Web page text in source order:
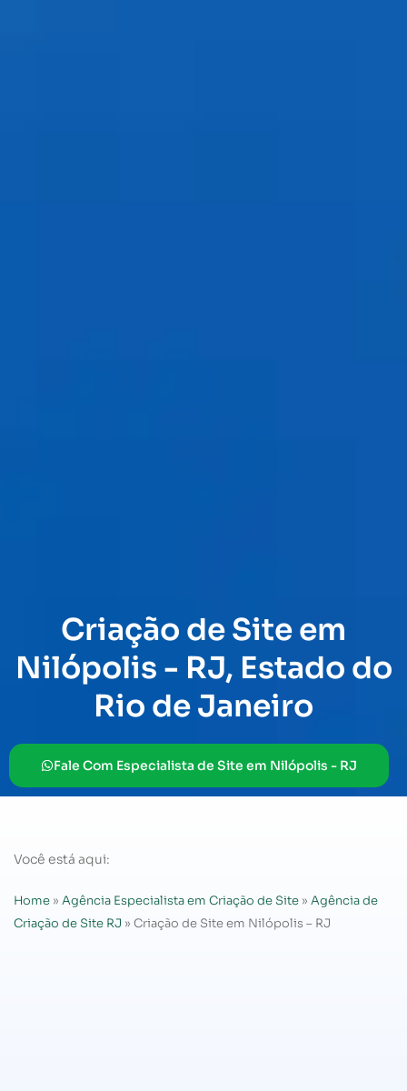
Criação de Site em
Nilópolis - RJ, Estado do
Rio de Janeiro
Fale Com Especialista de Site em Nilópolis - RJ
Você está aqui:
Home » Agência Especialista em Criação de Site » Agência de
Criação de Site RJ » Criação de Site em Nilópolis – RJ